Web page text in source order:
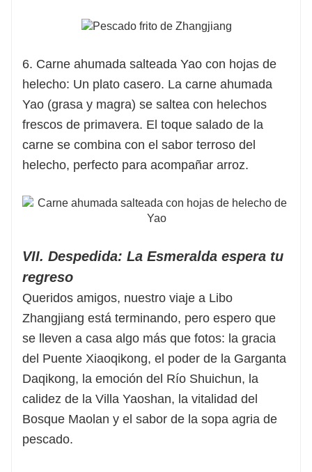
6. Carne ahumada salteada Yao con hojas de
helecho: Un plato casero. La carne ahumada
Yao (grasa y magra) se saltea con helechos
frescos de primavera. El toque salado de la
carne se combina con el sabor terroso del
helecho, perfecto para acompañar arroz.
VII. Despedida: La Esmeralda espera tu
regreso
Queridos amigos, nuestro viaje a Libo
Zhangjiang está terminando, pero espero que
se lleven a casa algo más que fotos: la gracia
del Puente Xiaoqikong, el poder de la Garganta
Daqikong, la emoción del Río Shuichun, la
calidez de la Villa Yaoshan, la vitalidad del
Bosque Maolan y el sabor de la sopa agria de
pescado.